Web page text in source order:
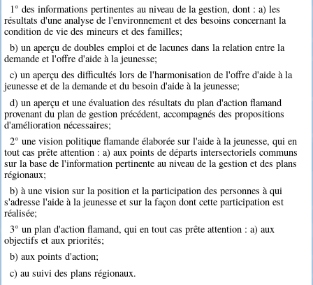
1° des informations pertinentes au niveau de la gestion, dont : a) les
résultats d'une analyse de l'environnement et des besoins concernant la
condition de vie des mineurs et des familles;
b) un aperçu de doubles emploi et de lacunes dans la relation entre la
demande et l'offre d'aide à la jeunesse;
c) un aperçu des difficultés lors de l'harmonisation de l'offre d'aide à la
jeunesse et de la demande et du besoin d'aide à la jeunesse;
d) un aperçu et une évaluation des résultats du plan d'action flamand
provenant du plan de gestion précédent, accompagnés des propositions
d'amélioration nécessaires;
2° une vision politique flamande élaborée sur l'aide à la jeunesse, qui en
tout cas prête attention : a) aux points de départs intersectoriels communs
sur la base de l'information pertinente au niveau de la gestion et des plans
régionaux;
b) à une vision sur la position et la participation des personnes à qui
s'adresse l'aide à la jeunesse et sur la façon dont cette participation est
réalisée;
3° un plan d'action flamand, qui en tout cas prête attention : a) aux
objectifs et aux priorités;
b) aux points d'action;
c) au suivi des plans régionaux.